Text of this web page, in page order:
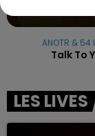
ANOTR & 54
Talk To
LES LIVES